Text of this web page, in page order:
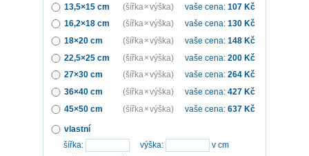
13,5×15 cm
(šířka × výška) vaše cena: 107 Kč
16,2×18 cm
(šířka × výška) vaše cena: 130 Kč
18×20 cm
(šířka × výška) vaše cena: 148 Kč
22,5×25 cm
(šířka × výška) vaše cena: 200 Kč
27×30 cm
(šířka × výška) vaše cena: 264 Kč
36×40 cm
(šířka × výška) vaše cena: 427 Kč
45×50 cm
(šířka × výška) vaše cena: 637 Kč
vlastní
šířka:
výška:
v cm